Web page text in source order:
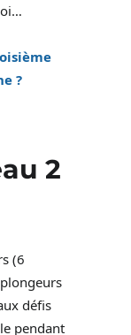
?
2
(6
défis
pendant